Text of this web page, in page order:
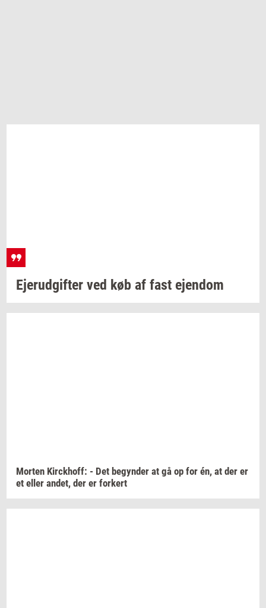
Ejer­ud­gif­ter ved køb af fast ejen­dom
Mor­ten Kirck­hoff: - Det be­gyn­der at gå op for én, at der er
et eller andet, der er for­kert